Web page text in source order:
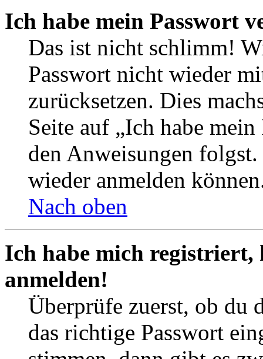
Ich habe mein Passwort
Das ist nicht schlimm!
Passwort nicht wieder
zurücksetzen. Dies
Seite auf „Ich habe
den Anweisungen
wieder anmelden
Nach oben
Ich habe mich
anmelden!
Überprüfe zuerst, ob du
das richtige Passwort